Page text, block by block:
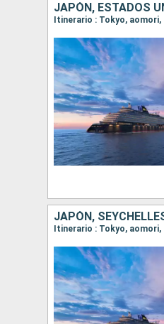
JAPÓN, ESTADOS
Itinerario : Tokyo,
JAPÓN,